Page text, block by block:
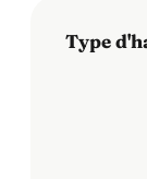
Type